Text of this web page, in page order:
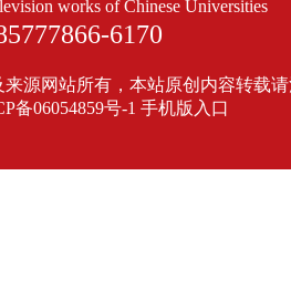
works of Chinese Universities
6170
源网站所有，本站原创内容转载
备06054859号-1 手机版入口